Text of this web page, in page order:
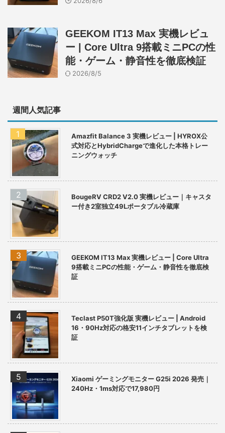
GEEKOM IT13 Max 実機レビュ
ー | Core Ultra 9搭載ミニPCの性
能・ゲーム・静音性を徹底検証
2026/8/5
週間人気記事
Amazfit Balance 3 実機レビュー | HYROX公
式対応とHybridChargeで進化した本格トレー
ニングウォッチ
BougeRV CRD2 V2.0 実機レビュー｜キャスタ
ー付き2室独立49Lポータブル冷蔵庫
GEEKOM IT13 Max 実機レビュー | Core Ultra
9搭載ミニPCの性能・ゲーム・静音性を徹底検
証
Teclast P50T強化版 実機レビュー | Android
16・90Hz対応の格安11インチタブレットを検
証
Xiaomi ゲーミングモニター G25i 2026 発売｜
240Hz・1ms対応で17,980円